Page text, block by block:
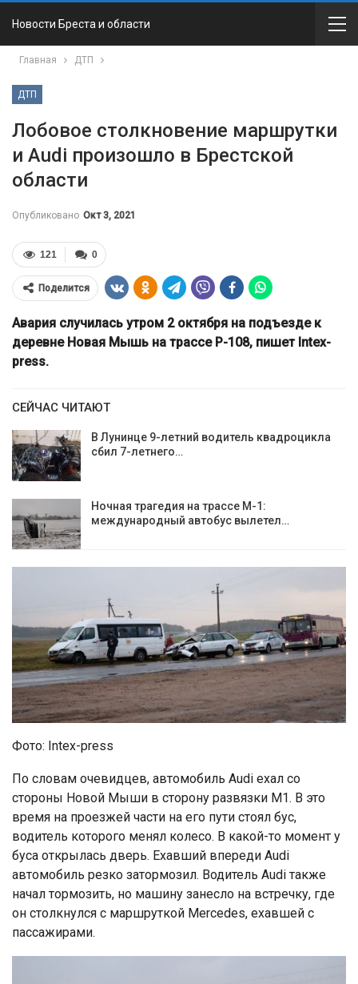
Новости Бреста и области
Главная ДТП
ДТП
Лобовое столкновение маршрутки
и Audi произошло в Брестской
области
Опубликовано Окт 3, 2021
0
121
Поделится
Авария случилась утром 2 октября на подъезде к
деревне Новая Мышь на трассе Р-108, пишет Intex-
press.
СЕЙЧАС ЧИТАЮТ
В Лунинце 9-летний водитель квадроцикла
сбил 7-летнего…
Ночная трагедия на трассе М-1:
международный автобус вылетел…
Фото: Intex-press
По словам очевидцев, автомобиль Audi ехал со
стороны Новой Мыши в сторону развязки М1. В это
время на проезжей части на его пути стоял бус,
водитель которого менял колесо. В какой-то момент у
буса открылась дверь. Ехавший впереди Audi
автомобиль резко затормозил. Водитель Audi также
начал тормозить, но машину занесло на встречку, где
он столкнулся с маршруткой Mercedes, ехавшей с
пассажирами.